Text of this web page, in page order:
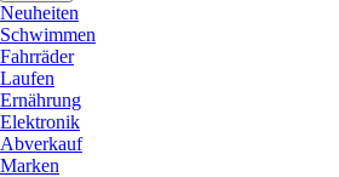
Neuheiten
Schwimmen
Fahrräder
Laufen
Ernährung
Elektronik
Abverkauf
Marken